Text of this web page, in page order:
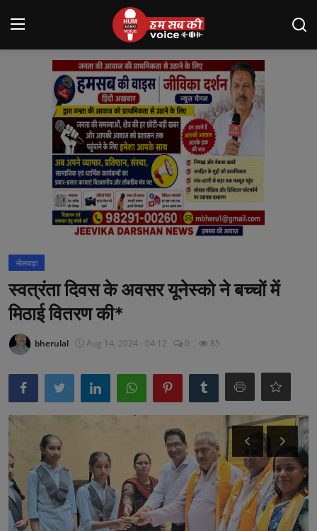
Login Register
About us
शाहपुरा
मनोरंजन
अनूपगढ़
राजस्थान
भीलवाड़ा
भीलवाड़ा
स्वत्रंता दिवस के अवसर यूनेस्को ने बच्चों में
मिठाई वितरण की*
bherulal Aug 14, 2024 - 04:12 0 85